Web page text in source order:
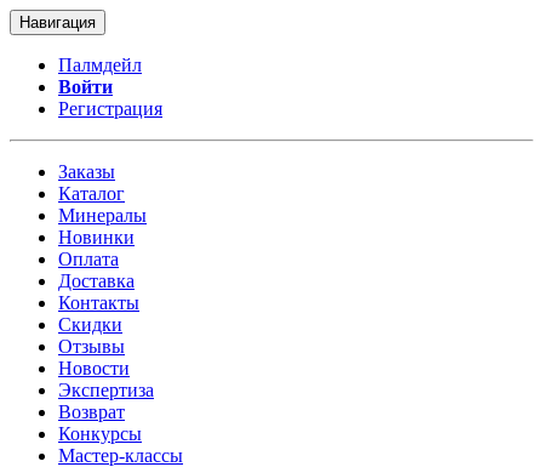
Навигация
Палмдейл
Войти
Регистрация
Заказы
Каталог
Минералы
Новинки
Оплата
Доставка
Контакты
Скидки
Отзывы
Новости
Экспертиза
Возврат
Конкурсы
Мастер-классы